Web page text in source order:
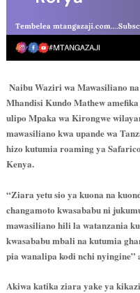
Naibu Waziri wa Mawasiliano
Mhandisi Kundo Mathew
ulipo Mpaka wa Kirongwe
mawasiliano kwa upande wa
hizo kutumia roaming ya
Kenya.
“Ziara yetu sio ya kuona na
changamoto kwasababu ni
mawasiliano hili la watanzania
kwasababu mbali na kutumia
pia wanalipa kodi nchi nyingine”
Akiwa katika ziara yake ya